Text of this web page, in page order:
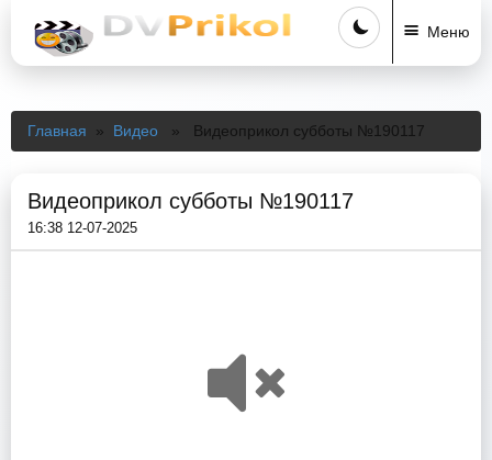
Меню
Главная » Видео » Видеоприкол субботы №190117
Видеоприкол субботы №190117
16:38 12-07-2025